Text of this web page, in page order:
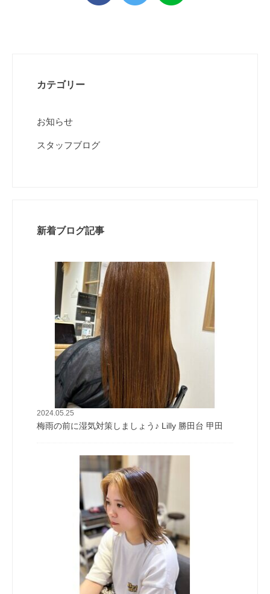
カテゴリー
お知らせ
スタッフブログ
新着ブログ記事
2024.05.25
梅雨の前に湿気対策しましょう♪ Lilly 勝田台 甲田